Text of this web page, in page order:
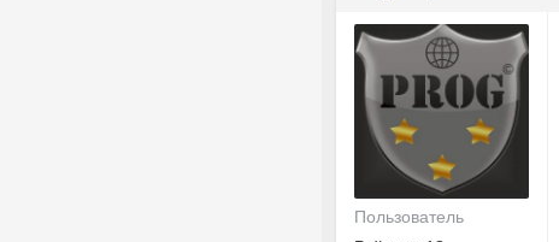
Пользователь